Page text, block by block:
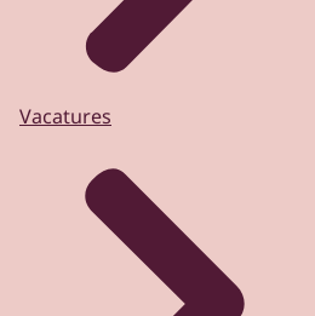
Vacatures